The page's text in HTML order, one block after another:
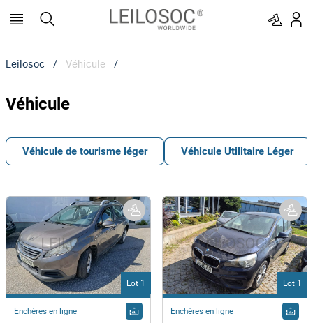
Leilosoc / Véhicule /
Véhicule
Véhicule de tourisme léger Véhicule Utilitaire Léger
Lot 1
Enchères en ligne
Lot 1
Enchères en ligne